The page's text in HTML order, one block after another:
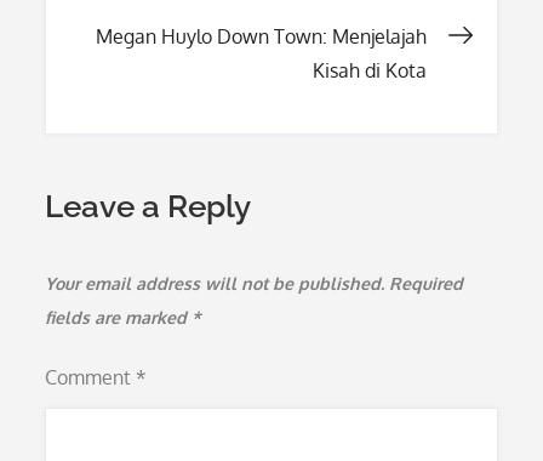
Megan Huylo Down Town: Menjelajah
Kisah di Kota
Leave a Reply
Your email address will not be published. Required
fields are marked *
Comment *